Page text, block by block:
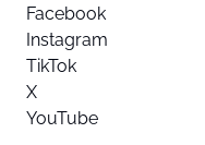
Facebook
Instagram
TikTok
X
YouTube